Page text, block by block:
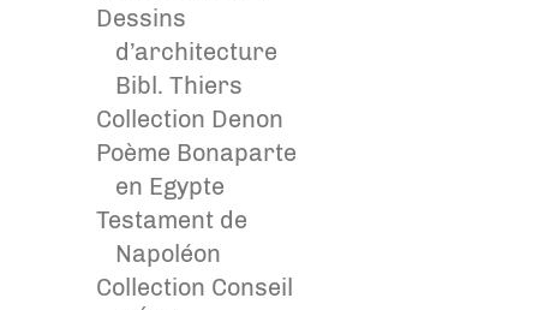
Dessins
d’architecture
Bibl. Thiers
Collection Denon
Poème Bonaparte
en Egypte
Testament de
Napoléon
Collection Conseil